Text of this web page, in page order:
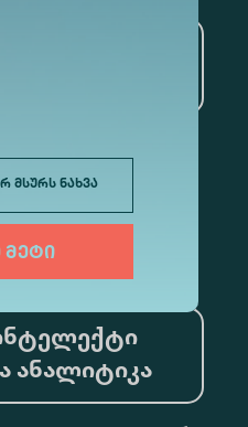
მსურს ნახვა
მეტი
ანალიტიკა